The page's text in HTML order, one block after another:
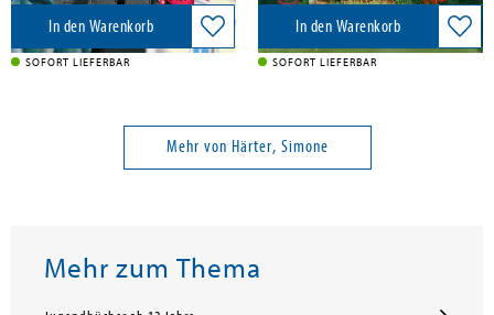
In den Warenkorb
SOFORT LIEFERBAR
In den Warenkorb
SOFORT LIEFERBAR
Mehr von Härter, Simone
Mehr zum Thema